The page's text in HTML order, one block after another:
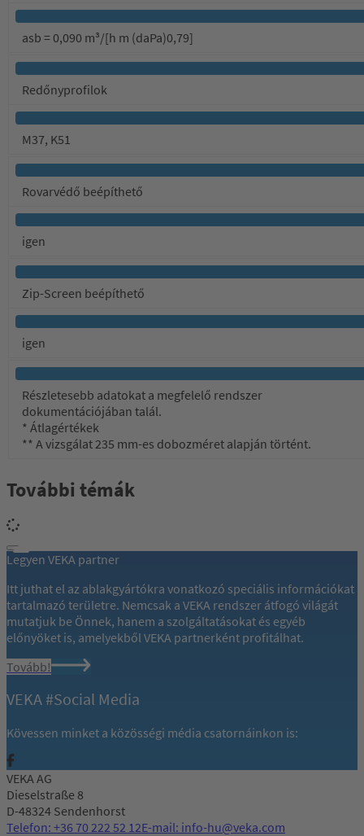
asb = 0,090 m³/[h m (daPa)0,79]
Redőnyprofilok
M37, K51
Rovarvédő beépíthető
igen
Zip-Screen beépíthető
igen
Részletesebb adatokat a megfelelő rendszer
dokumentációjában talál.
* Átlagértékek
** A vizsgálat 235 mm-es dobozméret alapján történt.
További témák
Legyen VEKA partner
Itt juthat el az ablakgyártókra vonatkozó speciális információkat
tartalmazó területre. Nemcsak a VEKA rendszer átfogó világát
mutatjuk be Önnek, hanem a szolgáltatásokat és egyéb
előnyöket is, amelyekből VEKA partnerként profitálhat.
Tovább!
VEKA #Social Media
Kövessen minket a közösségi média csatornáinkon is:
VEKA AG
Dieselstraße 8
D-48324 Sendenhorst
Telefon: +36 70 222 52 12E-mail: info-hu@veka.com